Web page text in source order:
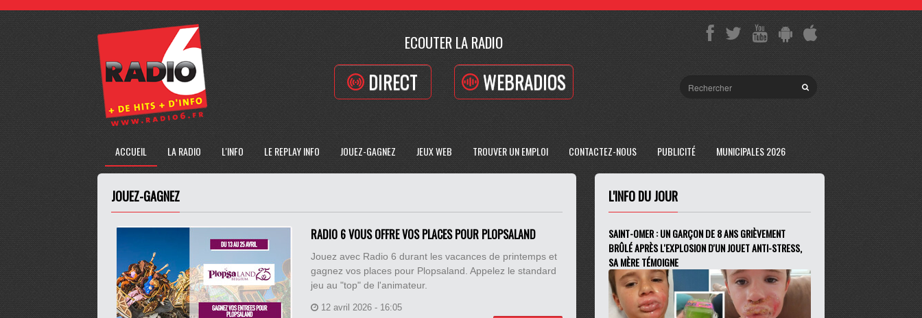
ECOUTER LA RADIO
DIRECT WEBRADIOS
ACCUEIL LA RADIO L'INFO LE REPLAY INFO JOUEZ-GAGNEZ JEUX WEB TROUVER UN EMPLOI CONTACTEZ-NOUS PUBLICITÉ MUNICIPALES 2026
JOUEZ-GAGNEZ
RADIO 6 VOUS OFFRE VOS PLACES POUR PLOPSALAND
Jouez avec Radio 6 durant les vacances de printemps et
gagnez vos places pour Plopsaland. Appelez le standard
jeu au "top" de l'animateur.
12 avril 2026 - 16:05
L'INFO DU JOUR
SAINT-OMER : UN GARÇON DE 8 ANS GRIÈVEMENT
BRÛLÉ APRÈS L'EXPLOSION D'UN JOUET ANTI-STRESS,
SA MÈRE TÉMOIGNE